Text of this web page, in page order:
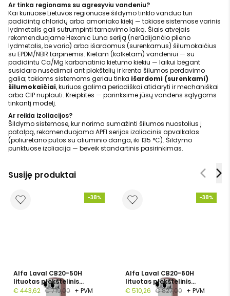
Ar tinka regionams su agresyviu vandeniu?
Kai kuriuose Lietuvos regionuose šildymo tinklo vanduo turi
padidintą chloridų arba amoniako kiekį — tokiose sistemose varinis
lydmetalis gali sutrumpinti tarnavimo laiką. Šiais atvejais
rekomenduojame Hexonic Luna seriją (nerūdijančio plieno
lydmetalis, be vario) arba išardomus (surenkamus) šilumokaičius
su EPDM/NBR tarpinėmis. Kietam (kalkėtam) vandeniui — su
padidintu Ca/Mg karbonatinio kietumo kiekiu — laikui bėgant
susidaro nusėdimai ant plokštelių ir krenta šilumos perdavimo
galia; tokioms sistemoms geriau tinka išardomi (surenkami)
šilumokaičiai, kuriuos galima periodiškai atidaryti ir mechaniškai
arba CIP nuplauti. Kreipkitės — parinksime jūsų vandens sąlygoms
tinkantį modelį.
Ar reikia izoliacijos?
Šildymo sistemose, kur norima sumažinti šilumos nuostolius į
patalpą, rekomenduojama APFI serijos izoliacinis apvalkalas
(poliuretano putos su aliuminio danga, iki 135 °C). Šildymo
punktuose izoliacija — beveik standartinis pasirinkimas.
Susiję produktai
-38%
Alfa Laval CB20-50H
lituotas plokštelinis
šilumokaitis, 1", 50
€ 443,62 € 719,00 + PVM
-38%
Alfa Laval CB20-60H
lituotas plokštelinis
šilumokaitis, G 1", 60
€ 510,26 € 827,00 + PVM